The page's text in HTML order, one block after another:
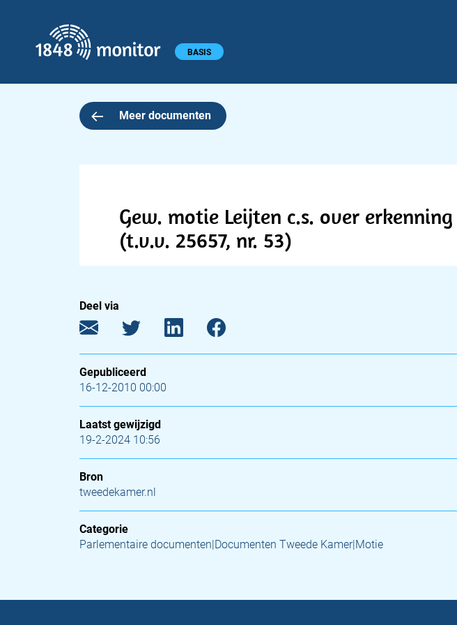
Hoofdmenu BASIS
Meer documenten
Gew. motie Leijten c.s. over
(t.v.v. 25657, nr. 53)
Deel via
Gepubliceerd
16-12-2010 00:00
Laatst gewijzigd
19-2-2024 10:56
Bron
tweedekamer.nl
Categorie
Parlementaire documenten|Documenten Tweede Kamer|Motie